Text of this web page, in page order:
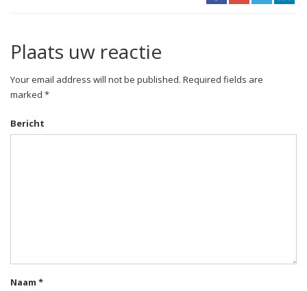
Plaats uw reactie
Your email address will not be published. Required fields are
marked *
Bericht
Naam *